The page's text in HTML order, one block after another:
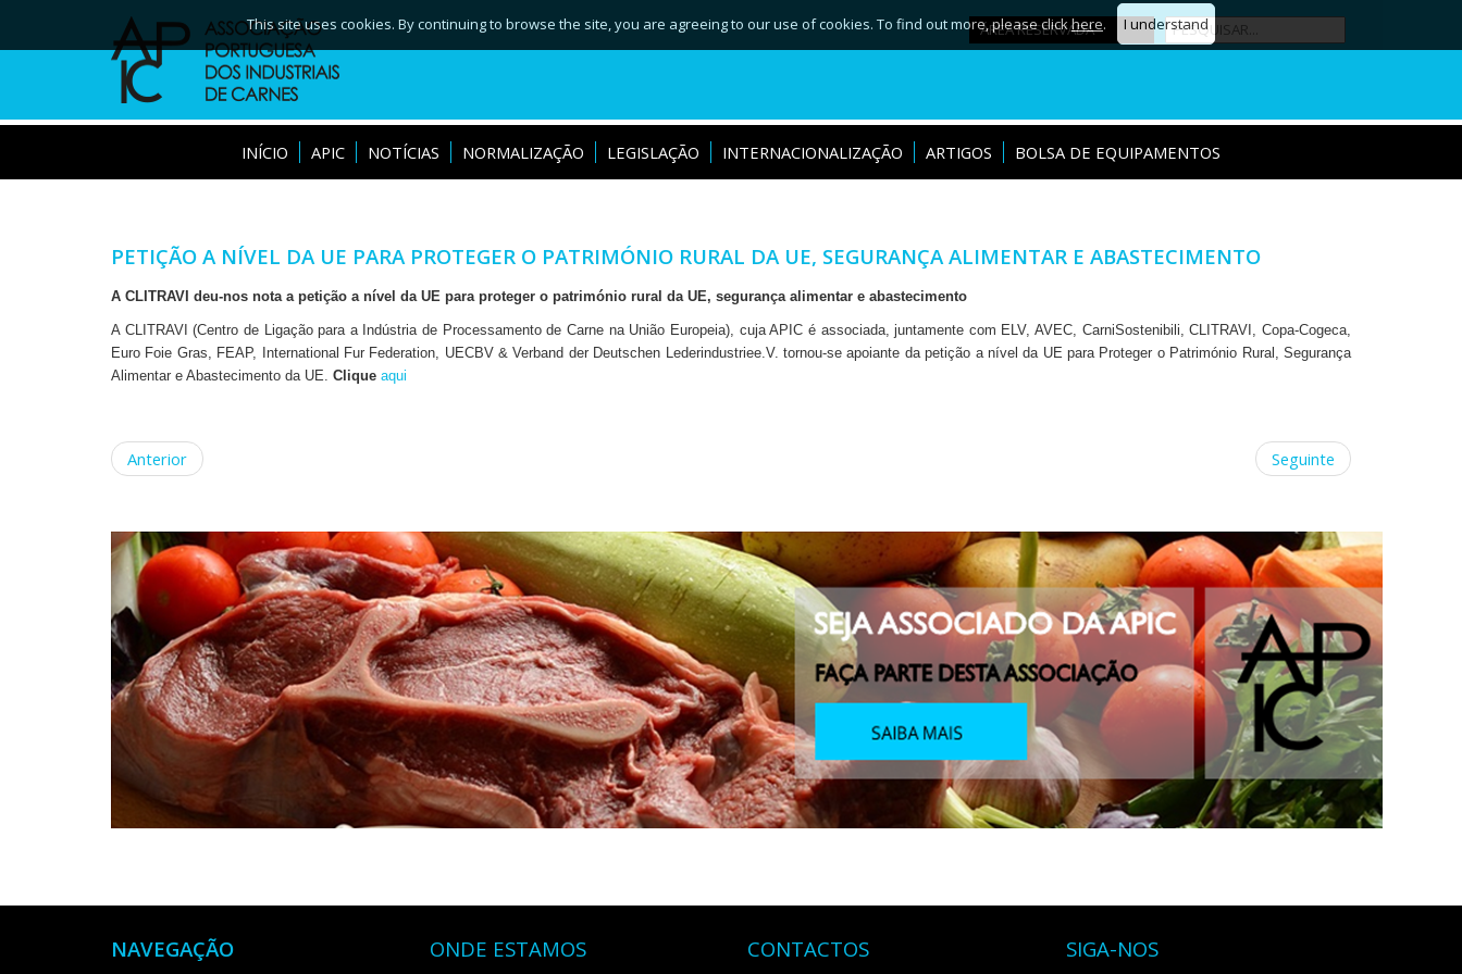
ÁREA RESERVADA
INÍCIO APIC NOTÍCIAS NORMALIZAÇÃO LEGISLAÇÃO INTERNACIONALIZAÇÃO ARTIGOS BOLSA DE EQUIPAMENTOS
PETIÇÃO A NÍVEL DA UE PARA PROTEGER O PATRIMÓNIO RURAL DA UE, SEGURANÇA ALIMENTAR E ABASTECIMENTO
A CLITRAVI deu-nos nota a petição a nível da UE para proteger o património rural da UE, segurança alimentar e abastecimento
A CLITRAVI (Centro de Ligação para a Indústria de Processamento de Carne na União Europeia), cuja APIC é associada, juntamente com ELV, AVEC, CarniSostenibili, CLITRAVI, Copa-Cogeca,
Euro Foie Gras, FEAP, International Fur Federation, UECBV & Verband der Deutschen Lederindustriee.V. tornou-se apoiante da petição a nível da UE para Proteger o Património Rural, Segurança
Alimentar e Abastecimento da UE. Clique aqui
Anterior Seguinte
NAVEGAÇÃO ONDE ESTAMOS CONTACTOS SIGA-NOS
This site uses cookies. By continuing to browse the site, you are agreeing to our use of cookies. To find out more, please clickhere. I understand